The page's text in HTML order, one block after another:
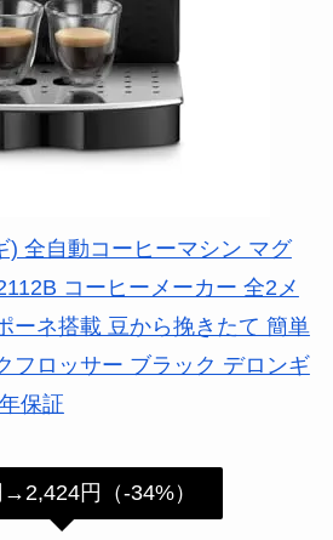
) 全自動コーヒーマシン マグ
コーヒーメーカー 全2メ
ーネ搭載 豆から挽きたて 簡単
フロッサー ブラック デロンギ
保証
円（-34%）